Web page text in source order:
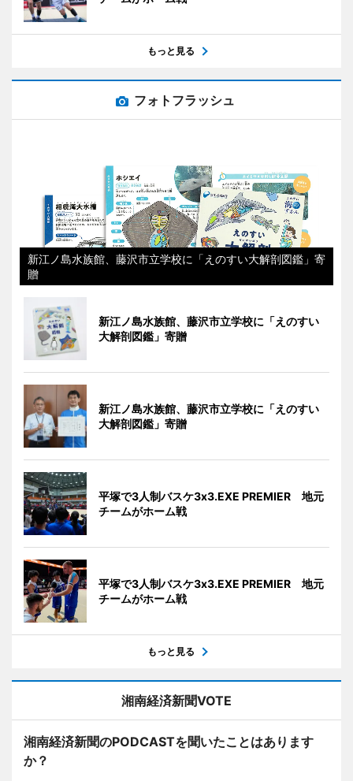
もっと見る
フォトフラッシュ
新江ノ島水族館、藤沢市立学校に「えのすい大解剖図鑑」寄
贈
新江ノ島水族館、藤沢市立学校に「えのすい
大解剖図鑑」寄贈
新江ノ島水族館、藤沢市立学校に「えのすい
大解剖図鑑」寄贈
平塚で3人制バスケ3x3.EXE PREMIER 地元
チームがホーム戦
平塚で3人制バスケ3x3.EXE PREMIER 地元
チームがホーム戦
もっと見る
湘南経済新聞VOTE
湘南経済新聞のPODCASTを聞いたことはあります
か？